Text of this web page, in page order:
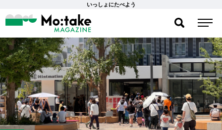
いっしょにたべよう